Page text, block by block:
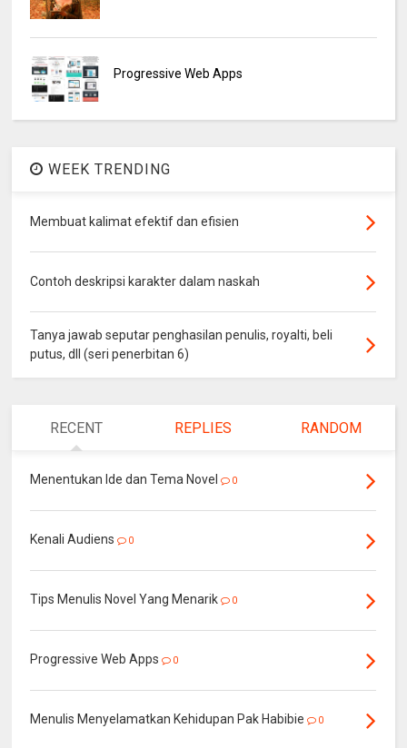
Progressive Web Apps
WEEK TRENDING
Membuat kalimat efektif dan efisien
Contoh deskripsi karakter dalam naskah
Tanya jawab seputar penghasilan penulis, royalti, beli
putus, dll (seri penerbitan 6)
RECENT REPLIES RANDOM
Menentukan Ide dan Tema Novel 0
Kenali Audiens 0
Tips Menulis Novel Yang Menarik 0
Progressive Web Apps 0
Menulis Menyelamatkan Kehidupan Pak Habibie 0